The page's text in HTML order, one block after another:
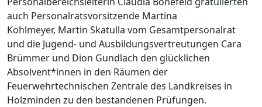
auch Personalratsvorsitzende Martina
Kohlmeyer, Martin Skatulla vom Gesamtpersonalrat
und die Jugend- und Ausbildungsvertreutungen Cara
Brümmer und Dion Gundlach den glücklichen
Absolvent*innen in den Räumen der
Feuerwehrtechnischen Zentrale des Landkreises in
Holzminden zu den bestandenen Prüfungen.